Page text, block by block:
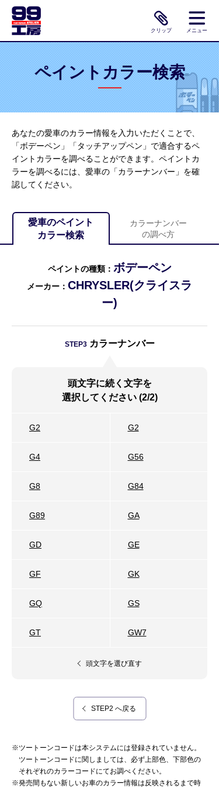
クリップ メニュー
ペイントカラー検索
あなたの愛車のカラー情報を入力いただくことで、
「ボデーペン」「タッチアップペン」で適合するペ
イントカラーを調べることができます。ペイントカ
ラーを調べるには、愛車の「カラーナンバー」を確
認してください。
愛車のペイント
カラー検索
カラーナンバー
の調べ方
ペイントの種類： ボデーペン
メーカー： CHRYSLER(クライスラ
ー)
STEP3カラーナンバー
頭文字に続く文字を
選択してください (2/2)
G2 G2
G4 G56
G8 G84
G89 GA
GD GE
GF GK
GQ GS
GT GW7
頭文字を選び直す
STEP2 へ戻る
※ツートーンコードは本システムには登録されていません。
ツートーンコードに関しましては、必ず上部色、下部色の
それぞれのカラーコードにてお調べください。
※発売間もない新しいお車のカラー情報は反映されるまで時